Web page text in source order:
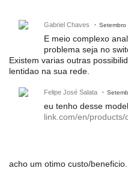
Gabriel Chaves
E meio complexo
problema seja no
Existem varias outras
lentidao na sua rede.
Felipe José Salata
eu tenho desse
link.com/en/products/
acho um otimo custo/beneficio...